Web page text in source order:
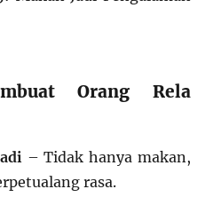
Orang Rela
– Tidak hanya makan,
rasa.